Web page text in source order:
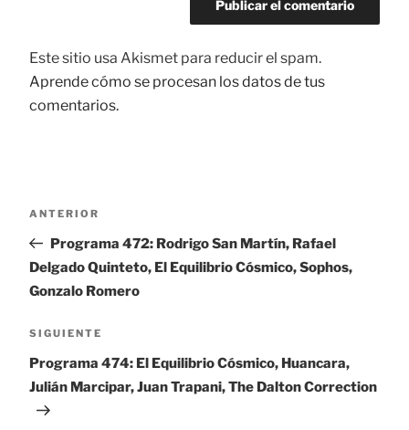
Este sitio usa Akismet para reducir el spam.
Aprende cómo se procesan los datos de tus
comentarios.
entradas
Entrada
anterior:
ANTERIOR
Programa 472: Rodrigo San Martín, Rafael
Delgado Quinteto, El Equilibrio Cósmico, Sophos,
Gonzalo Romero
Siguiente
entrada
SIGUIENTE
Programa 474: El Equilibrio Cósmico, Huancara,
Julián Marcipar, Juan Trapani, The Dalton Correction